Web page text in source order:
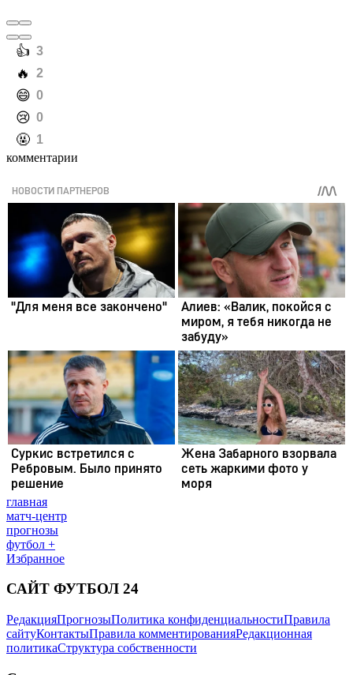
️👍 3
️🔥 2
️😄 0
️😢 0
️🤬 1
комментарии
главная
матч-центр
прогнозы
футбол +
Избранное
САЙТ ФУТБОЛ 24
РедакцияПрогнозыПолитика конфиденциальностиПравила
сайтуКонтактыПравила комментированияРедакционная
политикаСтруктура собственности